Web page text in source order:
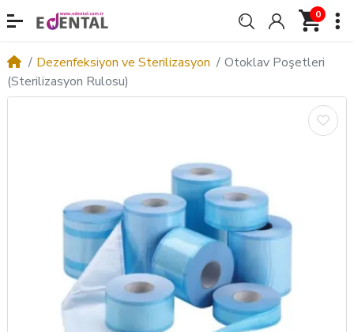
0
Dezenfeksiyon ve Sterilizasyon
Otoklav Poşetleri
(Sterilizasyon Rulosu)